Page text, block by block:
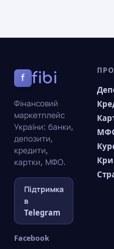
f fibi
Фінансовий
маркетплейс
України: банки,
депозити,
кредити,
картки, МФО.
Підтримка
в
Telegram
Facebook